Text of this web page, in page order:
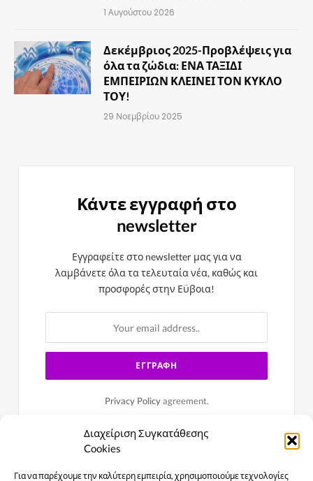
Διαχείριση Συγκατάθεσης
Cookies
Για να παρέχουμε την καλύτερη εμπειρία, χρησιμοποιούμε τεχνολογίες
1 Αυγούστου 2026
Δεκέμβριος 2025-Προβλέψεις για
όλα τα ζώδια: ΕΝΑ ΤΑΞΙΔΙ
ΕΜΠΕΙΡΙΩΝ ΚΛΕΙΝΕΙ ΤΟΝ ΚΥΚΛΟ
ΤΟΥ!
29 Νοεμβρίου 2025
Κάντε εγγραφή στο
newsletter
Εγγραφείτε στο newsletter μας για να
λαμβάνετε όλα τα τελευταία νέα, καθώς και
προσφορές στην Εϋβοια!
Privacy Policyagreement.